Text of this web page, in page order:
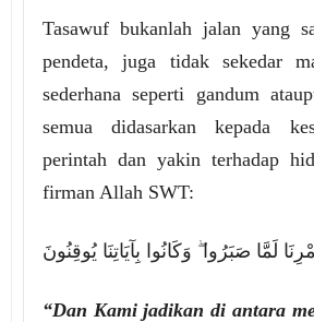
Tasawuf bukanlah jalan yang
pendeta, juga tidak sekedar
sederhana seperti gandum
semua didasarkan kepada
perintah dan yakin terhadap
firman Allah SWT:
لَمَّا صَبَرُوا ۖ وَكَانُوا بِآيَاتِنَا يُوقِنُونَ
“Dan Kami jadikan di antara